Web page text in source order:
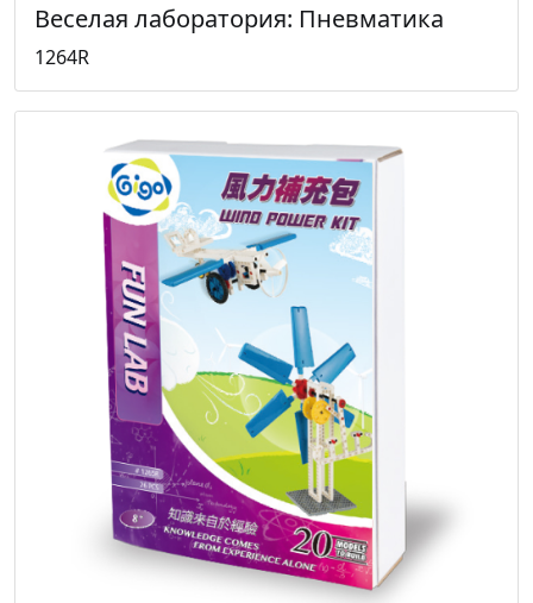
Веселая лаборатория: Пневматика
1264R